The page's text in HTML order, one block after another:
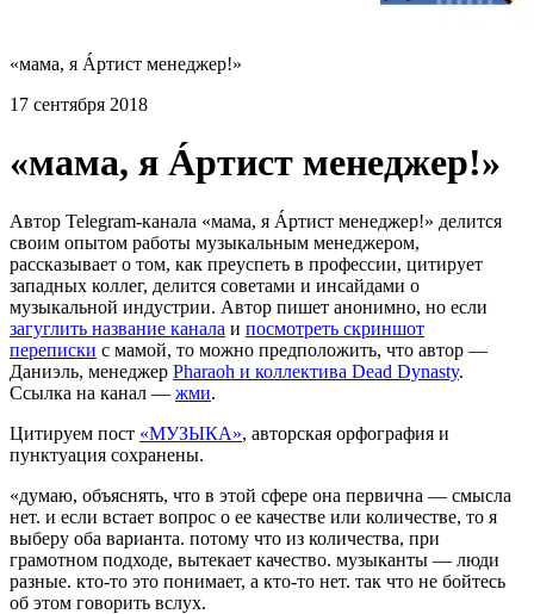
«мама, я Áртист менеджер!»
17 сентября 2018
«мама, я Áртист менеджер!»
Автор Telegram-канала «мама, я Áртист менеджер!» делится
своим опытом работы музыкальным менеджером,
рассказывает о том, как преуспеть в профессии, цитирует
западных коллег, делится советами и инсайдами о
музыкальной индустрии. Автор пишет анонимно, но если
загуглить название канала и посмотреть скриншот
переписки с мамой, то можно предположить, что автор —
Даниэль, менеджер Pharaoh и коллектива Dead Dynasty.
Ссылка на канал — жми.
Цитируем пост «МУЗЫКА», авторская орфография и
пунктуация сохранены.
«думаю, объяснять, что в этой сфере она первична — смысла
нет. и если встает вопрос о ее качестве или количестве, то я
выберу оба варианта. потому что из количества, при
грамотном подходе, вытекает качество. музыканты — люди
разные. кто-то это понимает, а кто-то нет. так что не бойтесь
об этом говорить вслух.